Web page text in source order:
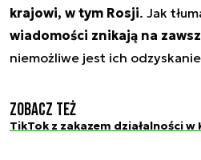
krajowi, w tym Rosji. Jak
wiadomości znikają na
niemożliwe jest ich
Zobacz też
TikTok z zakazem działalności w